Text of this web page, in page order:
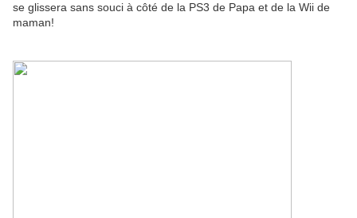
se glissera sans souci à côté de la PS3 de Papa et de la Wii de
maman!